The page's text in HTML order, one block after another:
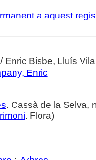
a aquest
/ Enric Bisbe, Lluís
Enric
. Cassà de la Selva,
. Flora)